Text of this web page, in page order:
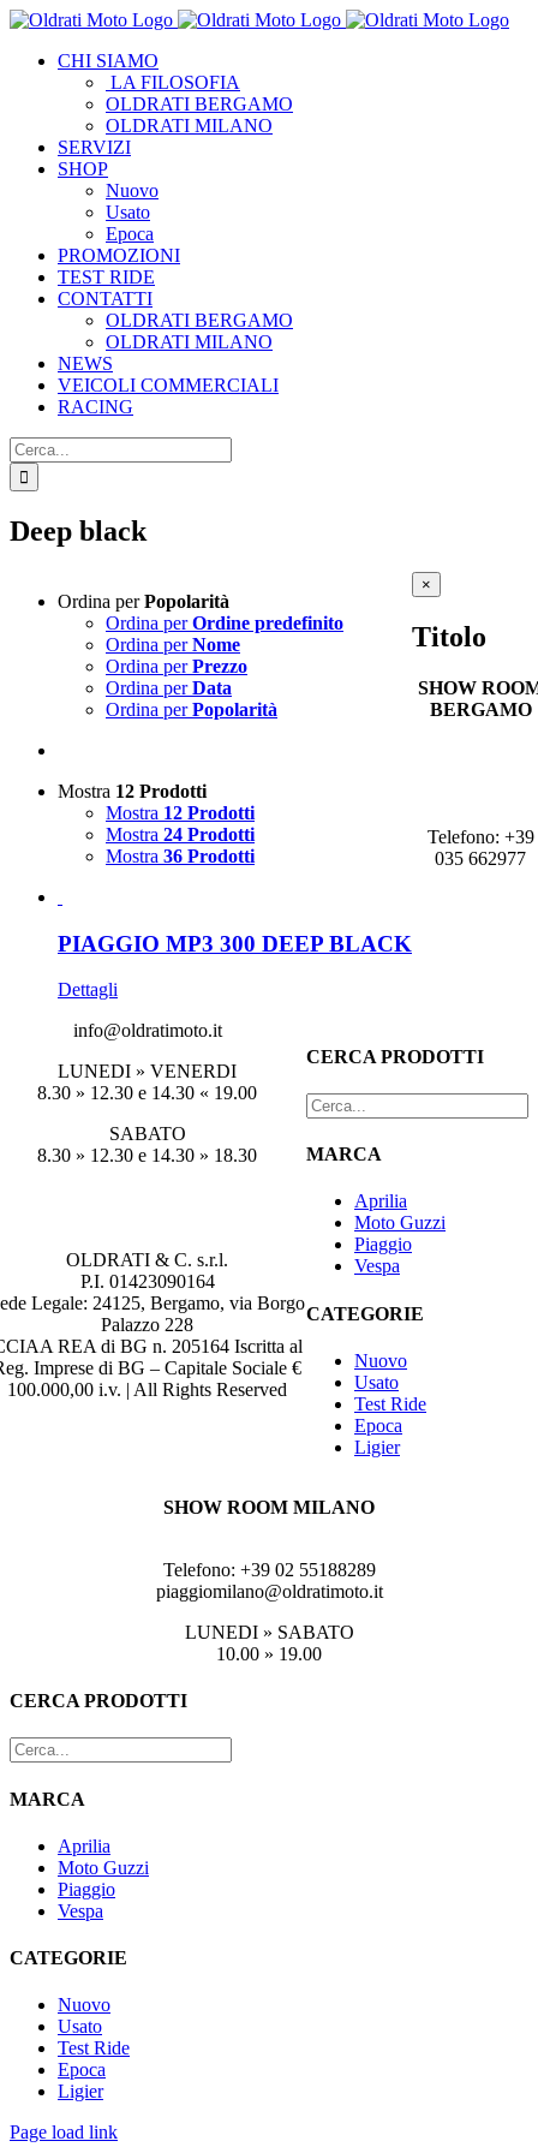
Salta
contenutoCHI SIAMO
LA FILOSOFIA
OLDRATI BERGAMO
OLDRATI MILANO
SERVIZI
SHOP
Nuovo
Usato
Epoca
PROMOZIONI
TEST RIDE
CONTATTI
OLDRATI BERGAMO
OLDRATI MILANO
NEWS
VEICOLI COMMERCIALI
RACING
Cerca
per:
Deep black
Ordina perPopolarità
Ordina perOrdine predefinito
Ordina perNome
Ordina perPrezzo
Ordina perData
Ordina perPopolarità
Mostra 12 Prodotti
Mostra 12 Prodotti
Mostra 24 Prodotti
Mostra 36 Prodotti
PIAGGIO MP3 300 DEEP BLACK
Dettagli
CERCA PRODOTTI
MARCA
Aprilia
Moto Guzzi
Piaggio
Vespa
CATEGORIE
Nuovo
Usato
Test Ride
Epoca
Ligier
Close
product
view
×
Titolo
SHOW
BERGAMO
Telefono: +39
035 662977
info@oldratimoto.it
LUNEDI » VENERDI
8.30 » 12.30 e 14.30 « 19.00
SABATO
8.30 » 12.30 e 14.30 » 18.30
OLDRATI & C. s.r.l.
P.I. 01423090164
Legale: 24125, Bergamo, via Borgo
Palazzo 228
REA di BG n. 205164 Iscritta al
Imprese di BG – Capitale Sociale €
100.000,00 i.v. | All Rights Reserved
SHOW ROOM MILANO
Telefono: +39 02 55188289
piaggiomilano@oldratimoto.it
LUNEDI » SABATO
10.00 » 19.00
Toggle
barra
scorrevole
CERCA PRODOTTI
MARCA
Aprilia
Moto Guzzi
Piaggio
Vespa
CATEGORIE
Nuovo
Usato
Test Ride
Epoca
Ligier
Page load link